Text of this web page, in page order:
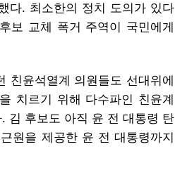
다. 최소한의 정치 도의가 있다
보 교체 폭거 주역이 국민에게
친윤석열계 의원들도 선대위에
치르기 위해 다수파인 친윤계
김 후보도 아직 윤 전 대통령 탄
원을 제공한 윤 전 대통령까지